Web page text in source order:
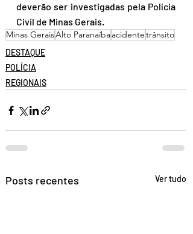
deverão ser investigadas pela Polícia
Civil de Minas Gerais.
Minas GeraisAlto Paranaíbaacidentetrânsito
DESTAQUE
POLÍCIA
REGIONAIS
Posts recentes Ver tudo